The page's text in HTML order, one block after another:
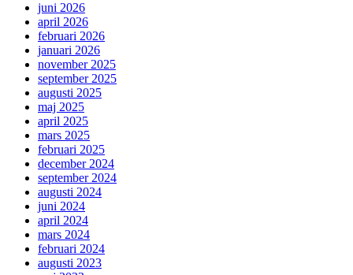
juni 2026
april 2026
februari 2026
januari 2026
november 2025
september 2025
augusti 2025
maj 2025
april 2025
mars 2025
februari 2025
december 2024
september 2024
augusti 2024
juni 2024
april 2024
mars 2024
februari 2024
augusti 2023